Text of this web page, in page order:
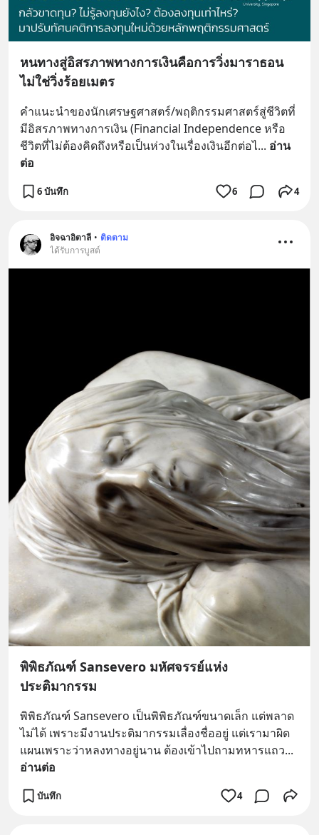
หนทางสู่อิสรภาพทางการเงินคือการวิ่งมาราธอน
ไม่ใช่วิ่งร้อยเมตร
คำแนะนำของนักเศรษฐศาสตร์/พฤติกรรมศาสตร์สู่ชีวิตที่
มีอิสรภาพทางการเงิน (Financial Independence หรือ
ชีวิตที่ไม่ต้องคิดถึงหรือเป็นห่วงในเรื่องเงินอีกต่อไ... อ่าน
ต่อ
6 บันทึก 6 4
อิจฉาอิตาลี • ติดตาม
ได้รับการบูสต์
พิพิธภัณฑ์ Sansevero มหัศจรรย์แห่ง
ประติมากรรม
พิพิธภัณฑ์ Sansevero เป็นพิพิธภัณฑ์ขนาดเล็ก แต่พลาด
ไม่ได้ เพราะมีงานประติมากรรมเลื่องชื่ออยู่ แต่เรามาผิด
แผนเพราะว่าหลงทางอยู่นาน ต้องเข้าไปถามทหารแถว
อ่านต่อ
บันทึก 4